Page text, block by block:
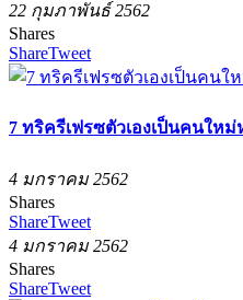
22 กุมภาพันธ์ 2562
Shares
ShareTweet
7 ทริครีเฟรซตัวเองเป็นคนให
4 มกราคม 2562
Shares
ShareTweet
4 มกราคม 2562
Shares
ShareTweet